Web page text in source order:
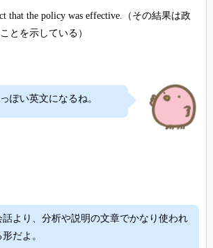
that the policy was effective.（その結果は政
とを示している）
ぽい英文になるね。
話より、分析や説明の文章でかなり使われ
形だよ。